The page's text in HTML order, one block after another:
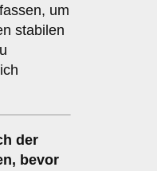
um
stabilen
der
bevor